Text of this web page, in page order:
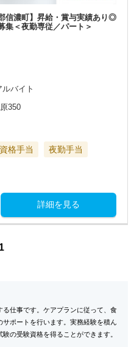
信濃町】昇給・賞与実績あり◎
集＜夜勤専従／パート＞
バイト
350
資格手当
夜勤手当
詳細を見る
仕事です。ケアプランに従って、食
ポートを行います。実務経験を積ん
の受験資格を得ることができます。